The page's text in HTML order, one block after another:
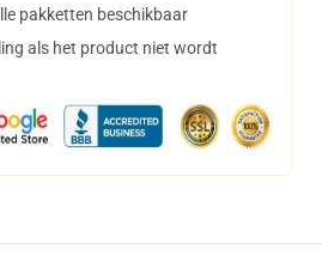
pakketten beschikbaar
als het product niet wordt